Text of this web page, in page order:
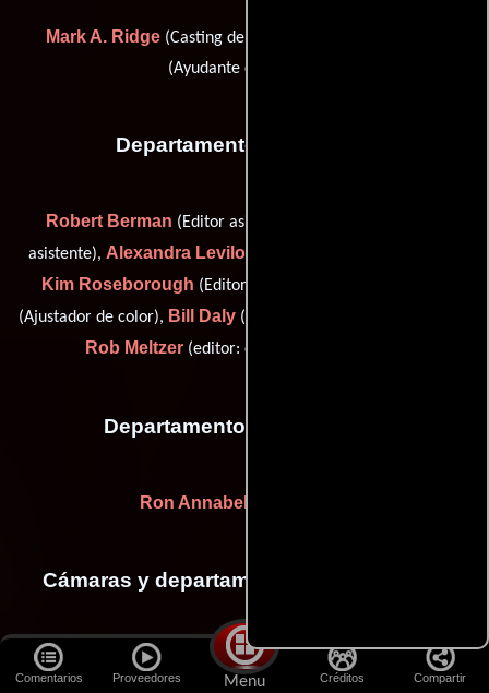
Comentarios Proveedores Menu Créditos Compartir
Mark A. Ridge (Casting de extras) y
(Ayudante de casting)
Departamento de editorial
Robert Berman (Editor asistente),
asistente), Alexandra Leviloff
Kim Roseborough (Editor asistente),
(Ajustador de color), Bill Daly (post-production executive (u)) y
Rob Meltzer (editor: end title sequence (u))
Departamento de transporte
Ron Annabelle
Cámaras y departamento de electricidad
Rod Benjamin(Encargado de equipamiento de cámara),
Michael Bolan Yvonne Collins